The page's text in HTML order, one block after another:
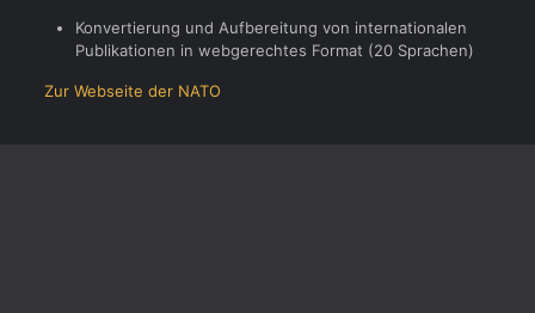
Konvertierung und Aufbereitung von internationalen
Publikationen in webgerechtes Format (20 Sprachen)
Zur Webseite der NATO